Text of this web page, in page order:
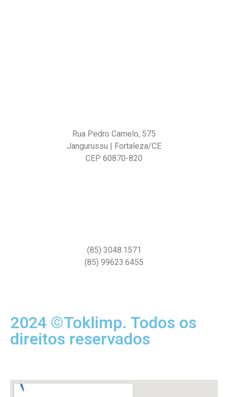
Rua Pedro Camelo, 575
Jangurussu | Fortaleza/CE
CEP 60870-820
(85) 3048.1571
(85) 99623.6455
2024 ©Toklimp. Todos os
direitos reservados